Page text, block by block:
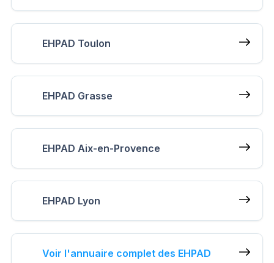
EHPAD Toulon
EHPAD Grasse
EHPAD Aix-en-Provence
EHPAD Lyon
Voir l'annuaire complet des EHPAD